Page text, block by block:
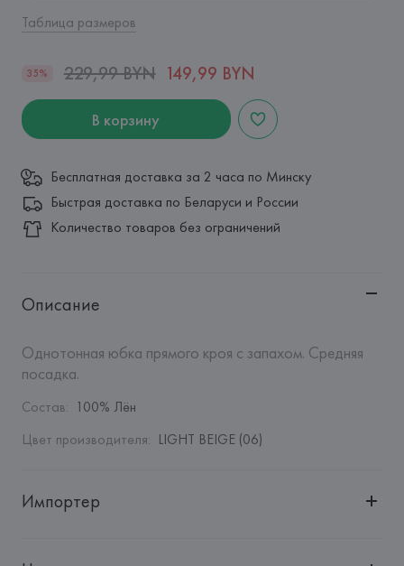
Таблица размеров
35% 229,99 BYN 149,99 BYN
В корзину
Бесплатная доставка за 2 часа по Минску
Быстрая доставка по Беларуси и России
Количество товаров без ограничений
Описание
Однотонная юбка прямого кроя с запахом. Средняя
посадка.
Состав: 100% Лён
Цвет производителя: LIGHT BEIGE (06)
Импортер